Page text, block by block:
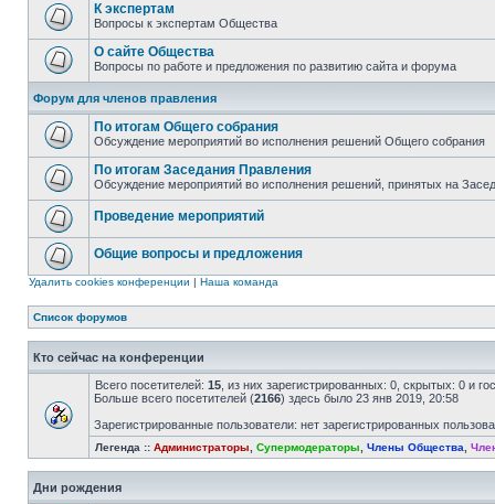
К экспертам
Вопросы к экспертам Общества
О сайте Общества
Вопросы по работе и предложения по развитию сайта и форума
Форум для членов правления
По итогам Общего собрания
Обсуждение мероприятий во исполнения решений Общего собрания
По итогам Заседания Правления
Обсуждение мероприятий во исполнения решений, принятых на
Проведение мероприятий
Общие вопросы и предложения
Удалить cookies конференции | Наша команда
Список форумов
Кто сейчас на конференции
Всего посетителей: 15 , из них зарегистрированных: 0, скрытых: 0 и
Больше всего посетителей (2166) здесь было 23 янв 2019, 20:58
Зарегистрированные пользователи: нет зарегистрированных
Легенда :: Администраторы Супермодераторы Члены Общества
Дни рождения